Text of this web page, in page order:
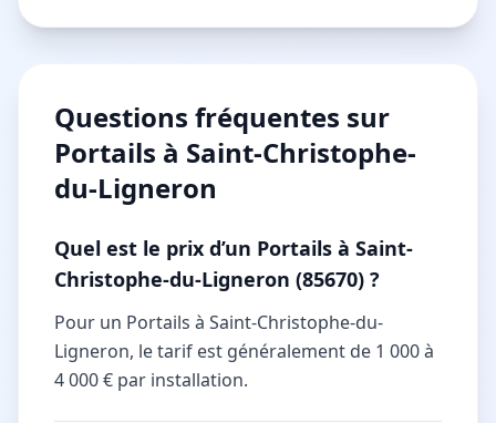
Questions fréquentes sur
Portails à Saint-Christophe-
du-Ligneron
Quel est le prix d’un Portails à Saint-
Christophe-du-Ligneron (85670) ?
Pour un Portails à Saint-Christophe-du-
Ligneron, le tarif est généralement de 1 000 à
4 000 € par installation.